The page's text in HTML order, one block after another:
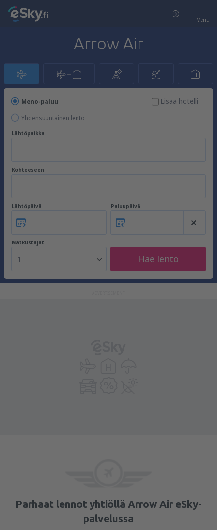
Menu
Arrow Air
Meno-paluu
Yhdensuuntainen lento
Lisää hotelli
Lähtöpaikka
Kohteeseen
Lähtöpäivä Paluupäivä
Matkustajat
1 Hae lento
Parhaat lennot yhtiöllä Arrow Air eSky-
palvelussa